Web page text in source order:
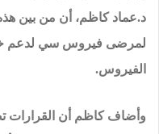
لمرضى فيروس سي لدعم
الفيروس.